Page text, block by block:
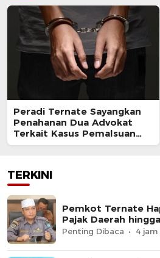
Peradi Ternate Sayangkan
Penahanan Dua Advokat
Terkait Kasus Pemalsuan
Surat Kuasa
TERKINI
Pemkot Ternate
Pajak Daerah
Penting Dibaca 4